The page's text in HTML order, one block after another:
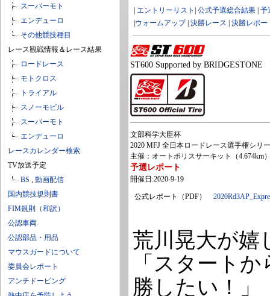
スーパーモト
エンデューロ
その他競技種目
レース観戦情報＆レース結果
ロードレース
モトクロス
トライアル
スノーモビル
スーパーモト
エンデューロ
レースカレンダー検索
TV放送予定
BS , 動画配信
国内競技規則書
FIM規則（和訳）
公認車両
公認部品・用品
マウスガードについて
委員会レポート
アンチドーピング
エントリーリスト 公式予選総合結果 予
ウォームアップ| 決勝レース 決勝レポー
ST600 Supported by BRIDGESTONE
文部科学大臣杯
2020 MFJ 全日本ロードレース選手権シリ
主催：オートポリスサーキット（4.674km
予選レポート
開催日:2020-9-19
公式レポート（PDF）
荒川晃大が嬉
「スタート
勝したい！」